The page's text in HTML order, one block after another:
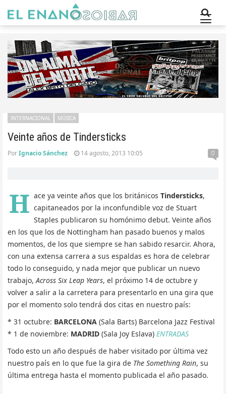
Veinte años de Tindersticks
INTERNACIONAL MÚSICA
PorIgnacio Sánchez 14 agosto, 2013 10:05 0
H ace ya veinte años que los británicos Tindersticks,
capitaneados por la inconfundible voz de Stuart
Staples publicaron su homónimo debut. Veinte años
en los que los de Nottingham han pasado buenos y malos
momentos, de los que siempre se han sabido resarcir. Ahora,
con una extensa carrera a sus espaldas es hora de celebrar
todo lo conseguido, y nada mejor que publicar un nuevo
trabajo,Across Six Leap Years, el próximo 14 de octubre y
volver a salir a la carretera para presentarlo en una gira que
por el momento solo tendrá dos citas en nuestro país:
* 31 octubre: BARCELONA (Sala Barts) Barcelona Jazz Festival
* 1 de noviembre: MADRID (Sala Joy Eslava) ENTRADAS
Todo esto un año después de haber visitado por última vez
nuestro país en lo que fue la gira de The Something Rain, su
última entrega hasta el momento publicada el año pasado.